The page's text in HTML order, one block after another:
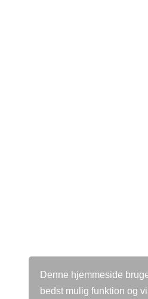
Denne hjemmeside
bedst mulig funktion og